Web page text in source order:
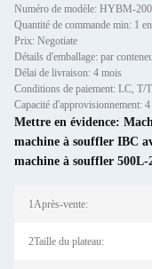
Numéro de modèle: HYBM-
Quantité de commande min: 1
Prix: Negotiate
Détails d'emballage: par
Délai de livraison: 4 mois
Conditions de paiement: LC, T/T
Capacité d'approvisionnement:
Mettre en évidence:
machine à souffler IBC
machine à souffler 500L-
1Après-vente:
2Taille du plateau: